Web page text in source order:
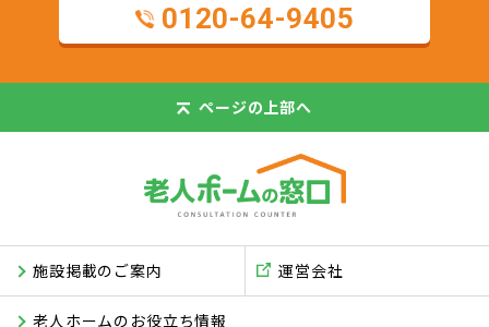
0120-64-9405
ページの 上部へ
施設掲載のご案内
老人ホームのお役立ち情報
運営会社